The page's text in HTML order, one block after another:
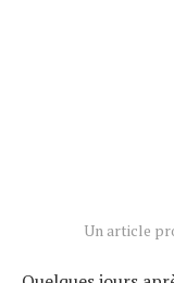
Un article